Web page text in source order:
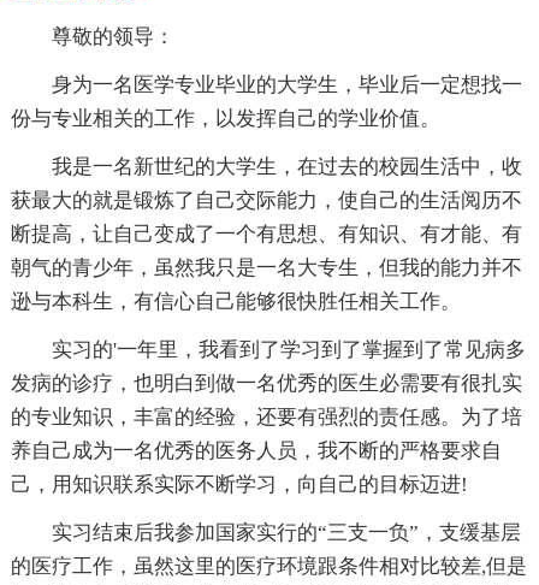
尊敬的领导：
身为一名医学专业毕业的大学生，毕业后一定想找一
份与专业相关的工作，以发挥自己的学业价值。
我是一名新世纪的大学生，在过去的校园生活中，收
获最大的就是锻炼了自己交际能力，使自己的生活阅历不
断提高，让自己变成了一个有思想、有知识、有才能、有
朝气的青少年，虽然我只是一名大专生，但我的能力并不
逊与本科生，有信心自己能够很快胜任相关工作。
实习的'一年里，我看到了学习到了掌握到了常见病多
发病的诊疗，也明白到做一名优秀的医生必需要有很扎实
的专业知识，丰富的经验，还要有强烈的责任感。为了培
养自己成为一名优秀的医务人员，我不断的严格要求自
己，用知识联系实际不断学习，向自己的目标迈进!
实习结束后我参加国家实行的“三支一负”，支缓基层
的医疗工作，虽然这里的医疗环境跟条件相对比较差,但是